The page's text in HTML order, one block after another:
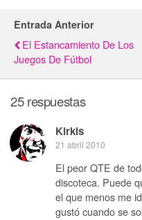
Entrada Anterior
El Estancamiento De Los
Juegos De Fútbol
25 respuestas
Kirkis
21 abril 2010
El peor QTE de
discoteca. Puede
el que menos me
gustó cuando se